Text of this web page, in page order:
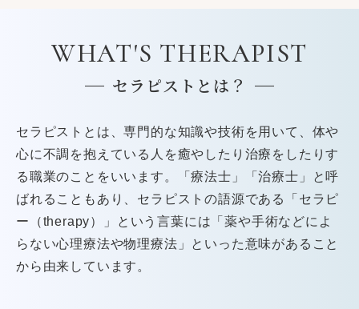
WHAT'S THERAPIST
セラピストとは？
セラピストとは、専門的な知識や技術を用いて、体や
心に不調を抱えている人を癒やしたり治療をしたりす
る職業のことをいいます。「療法士」「治療士」と呼
ばれることもあり、セラピストの語源である「セラピ
ー（therapy）」という言葉には「薬や手術などによ
らない心理療法や物理療法」といった意味があること
から由来しています。